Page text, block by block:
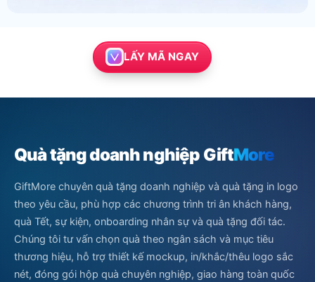
LẤY MÃ NGAY
Quà tặng doanh nghiệp GiftMore
GiftMore chuyên quà tặng doanh nghiệp và quà tặng in logo
theo yêu cầu, phù hợp các chương trình tri ân khách hàng,
quà Tết, sự kiện, onboarding nhân sự và quà tặng đối tác.
Chúng tôi tư vấn chọn quà theo ngân sách và mục tiêu
thương hiệu, hỗ trợ thiết kế mockup, in/khắc/thêu logo sắc
nét, đóng gói hộp quà chuyên nghiệp, giao hàng toàn quốc